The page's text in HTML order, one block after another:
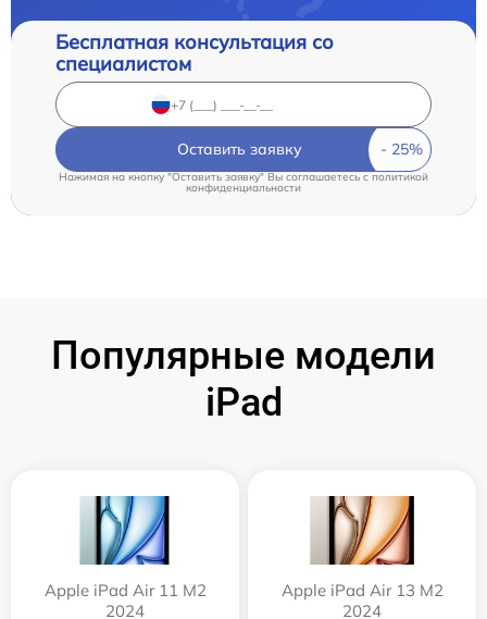
Бесплатная консультация со
специалистом
Оставить заявку
Нажимая на кнопку "Оставить заявку" Вы соглашаетесь c политикой
конфиденциальности
Популярные модели
iPad
Apple iPad Air 11 M2
2024
Apple iPad Air 13 M2
2024